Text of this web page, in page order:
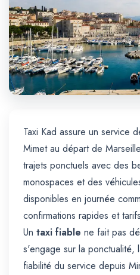
Taxi Kad assure un service
Mimet au départ de
trajets ponctuels avec des
monospaces et des
disponibles en journée
confirmations rapides et
Un taxi fiable ne fait pas
s'engage sur la ponctualité,
fiabilité du service depuis